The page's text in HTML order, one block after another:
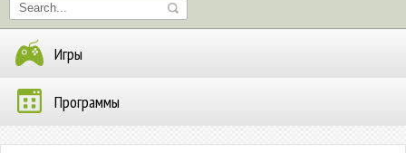
Игры
Программы